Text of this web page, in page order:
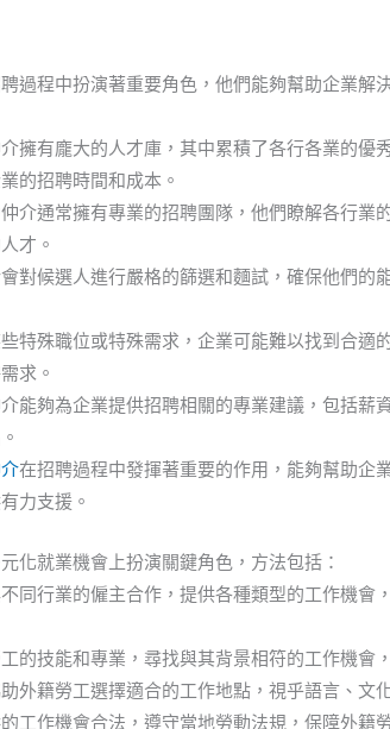
過程中扮演著重要角色，他們能夠幫助企業解
擁有龐大的人才庫，其中累積了各行各業的優
的招聘時間和成本。
介通常擁有專業的招聘團隊，他們瞭解各行業
才。
對候選人進行嚴格的篩選和麵試，確保他們的
特殊職位或特殊需求，企業可能難以找到合適
求。
能夠為企業提供招聘相關的專業建議，包括薪
在招聘過程中發揮著重要的作用，能夠幫助企
力支援。
化就業機會上扮演關鍵角色，方法包括：
同行業的僱主合作，提供各種類型的工作機會
的技能和專業，尋找與其背景相符的工作機會
外籍勞工選擇適合的工作地點，視乎語言、文
工作機會合法，遵守當地勞動法規，保障外籍